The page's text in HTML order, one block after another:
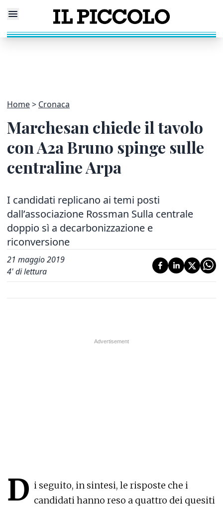
Home Cronaca
Marchesan chiede il tavolo
con A2a Bruno spinge sulle
centraline Arpa
I candidati replicano ai temi posti
dall’associazione Rossman Sulla centrale
doppio sì a decarbonizzazione e
riconversione
21 maggio 2019
4' di lettura
D i seguito, in sintesi, le risposte che i
candidati hanno reso a quattro dei quesiti